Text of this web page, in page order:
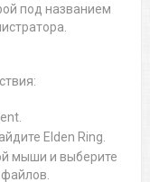
под названием
Elden Ring.
мыши и выберите